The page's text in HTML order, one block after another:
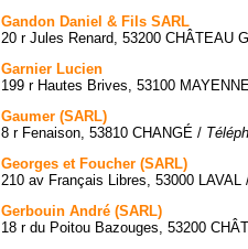
Gandon Daniel & Fils SARL
20 r Jules Renard, 53200 CHÂTEAU
Garnier Lucien
199 r Hautes Brives, 53100
Gaumer (SARL)
8 r Fenaison, 53810 CHANGÉ /
Georges et Foucher (SARL)
210 av Français Libres, 53000 LAVAL
Gerbouin André (SARL)
18 r du Poitou Bazouges, 53200